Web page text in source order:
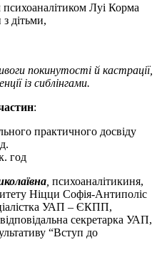
Луі Корма
з дітьми,
покинутості й кастрації,
із сиблінгами.
:
практичного досвіду
год
психоаналітикиня,
Ніцци Софія-Антиполіс
УАП – ЄКПП,
секретарка УАП,
“Вступ до